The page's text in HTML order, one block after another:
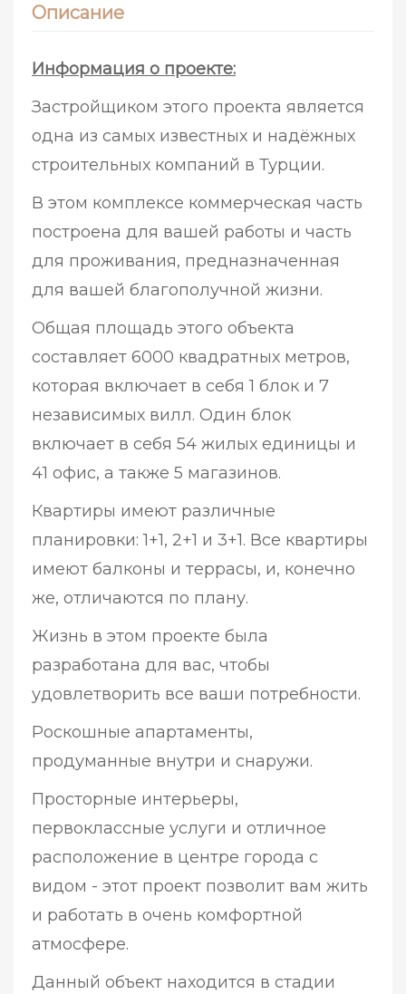
Описание
Информация о проекте:
Застройщиком этого проекта является
одна из самых известных и надёжных
строительных компаний в Турции.
В этом комплексе коммерческая часть
построена для вашей работы и часть
для проживания, предназначенная
для вашей благополучной жизни.
Общая площадь этого объекта
составляет 6000 квадратных метров,
которая включает в себя 1 блок и 7
независимых вилл. Один блок
включает в себя 54 жилых единицы и
41 офис, а также 5 магазинов.
Квартиры имеют различные
планировки: 1+1, 2+1 и 3+1. Все квартиры
имеют балконы и террасы, и, конечно
же, отличаются по плану.
Жизнь в этом проекте была
разработана для вас, чтобы
удовлетворить все ваши потребности.
Роскошные апартаменты,
продуманные внутри и снаружи.
Просторные интерьеры,
первоклассные услуги и отличное
расположение в центре города с
видом - этот проект позволит вам жить
и работать в очень комфортной
атмосфере.
Данный объект находится в стадии